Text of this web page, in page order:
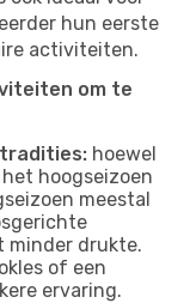
hun eerste
activiteiten.
om te
tradities: hoewel
hoogseizoen
meestal
minder drukte.
of een
ervaring.